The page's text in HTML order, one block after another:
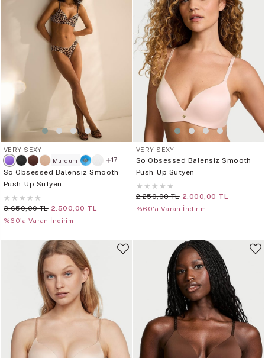
VERY SEXY
Mürdüm
17
So Obsessed Balensiz Smooth
Push-Up Sütyen
★ ★ ★ ★ ★
3.650,00 TL 2.500,00 TL
%60'a Varan İndirim
VERY SEXY
So Obsessed Balensiz Smooth
Push-Up Sütyen
★ ★ ★ ★ ★
2.250,00 TL 2.000,00 TL
%60'a Varan İndirim